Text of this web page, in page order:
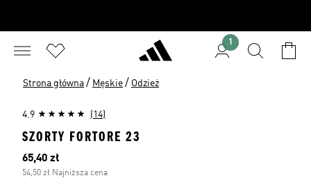
1
Strona główna / Męskie / Odzież
4.9 (14)
SZORTY FORTORE 23
Bieżąca cena
65,40 zł
54,50 zł Najniższa cena